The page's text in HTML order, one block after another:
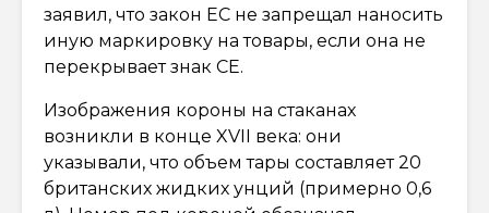
заявил, что закон ЕС не запрещал наносить
иную маркировку на товары, если она не
перекрывает знак СЕ.
Изображения короны на стаканах
возникли в конце XVII века: они
указывали, что объем тары составляет 20
британских жидких унций (примерно 0,6